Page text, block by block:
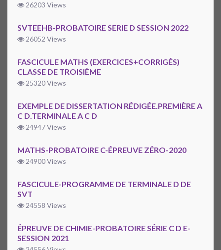
26203 Views
SVTEEHB-PROBATOIRE SERIE D SESSION 2022
26052 Views
FASCICULE MATHS (EXERCICES+CORRIGÉS)
CLASSE DE TROISIÈME
25320 Views
EXEMPLE DE DISSERTATION RÉDIGÉE.PREMIÈRE A
C D.TERMINALE A C D
24947 Views
MATHS-PROBATOIRE C-ÉPREUVE ZÉRO-2020
24900 Views
FASCICULE-PROGRAMME DE TERMINALE D DE
SVT
24558 Views
ÉPREUVE DE CHIMIE-PROBATOIRE SÉRIE C D E-
SESSION 2021